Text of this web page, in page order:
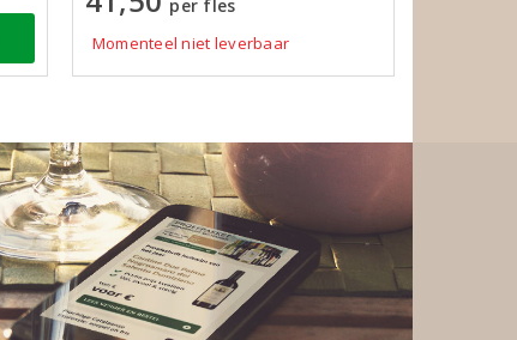
per fles
Momenteel niet leverbaar